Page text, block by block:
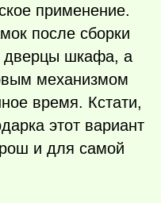
применение.
после сборки
дверцы шкафа, а
механизмом
время. Кстати,
этот вариант
и для самой